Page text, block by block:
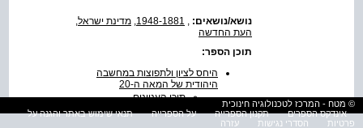
נושא/נושאים: 1948-1881 מדינת ישראל
העת החדשה
תוכן הספר:
היחס לציון ולתפוצות במחשבה
היהודית של המאה ה-20
תוכן העניינים
תודות
© מטח - המרכז לטכנולוגיה חינוכית
אינדקס הספרים
תקנון הספרייה על הספרייה
תנאי שימוש באתר והגנה על
פרטיות
הסדרי נגישות עזרה